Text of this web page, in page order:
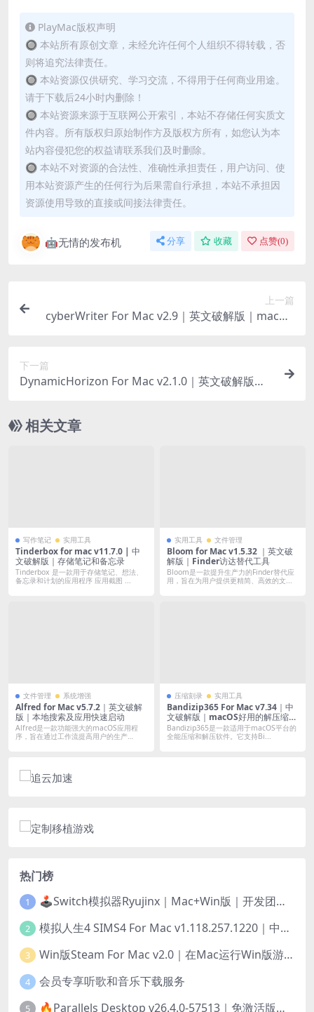
PlayMac版权声明
🔘 本站所有原创文章，未经允许任何个人组织不得转载，否
则将追究法律责任。
🔘 本站资源仅供研究、学习交流，不得用于任何商业用途。
请于下载后24小时内删除！
🔘 本站资源来源于互联网公开索引，本站不存储任何实质文
件内容。所有版权归原始制作方及版权方所有，如您认为本
站内容侵犯您的权益请联系我们及时删除。
🔘 本站不对资源的合法性、准确性承担责任，用户访问、使
用本站资源产生的任何行为后果需自行承担，本站不承担因
资源使用导致的直接或间接法律责任。
🤖无情的发布机 分享 收藏 点赞(0)
上一篇
cyberWriter For Mac v2.9｜英文破解版｜macOS
下一篇
DynamicHorizon For Mac v2.1.0｜英文破解版｜
相关文章
写作笔记 实用工具
Tinderbox for mac v11.7.0 | 中
文破解版｜存储笔记和备忘录
Tinderbox 是一款用于存储笔记、想法、
备忘录和计划的应用程序 应用截图 ...
实用工具 文件管理
Bloom for Mac v1.5.32 ｜英文破
解版｜Finder访达替代工具
Bloom是一款提升生产力的Finder替代应
用，旨在为用户提供更精简、高效的文...
文件管理 系统增强
Alfred for Mac v5.7.2｜英文破解
版｜本地搜索及应用快速启动
Alfred是一款功能强大的macOS应用程
序，旨在通过工作流提高用户的生产
压缩刻录 实用工具
Bandizip365 For Mac v7.34｜中
文破解版｜macOS好用的解压缩工
具
Bandizip365是一款适用于macOS平台的
全能压缩和解压软件。它支持Bi...
热门榜
1 🕹️Switch模拟器Ryujinx｜Mac+Win版｜开发团队已解散此乃最后的绝唱版本
2 模拟人生4 SIMS4 For Mac v1.118.257.1220｜中文原生版｜无限金币｜全100DLC
3 Win版Steam For Mac v2.0｜在Mac运行Win版游戏！｜升级GPTK4.0支持！
4 会员专享听歌和音乐下载服务
5 🔥Parallels Desktop v26.4.0-57513｜免激活版｜在Mac上安装Windows/Linux等系统[赠Windows激活]